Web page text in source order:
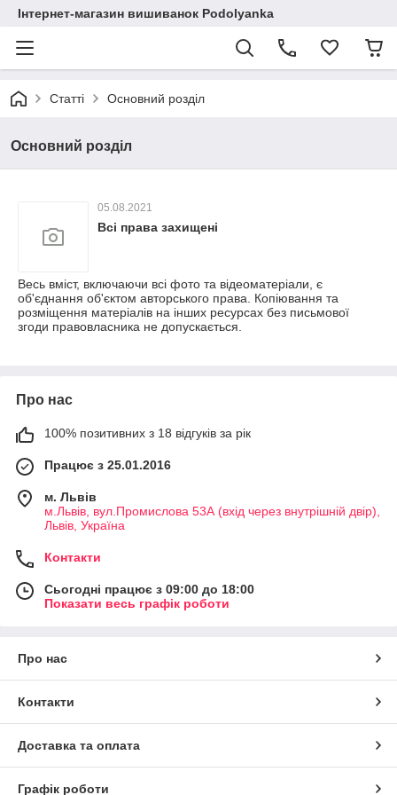
Інтернет-магазин вишиванок Podolyanka
Статті Основний розділ
Основний розділ
05.08.2021
Всі права захищені
Весь вміст, включаючи всі фото та відеоматеріали, є
об'єднання об'єктом авторського права. Копіювання та
розміщення матеріалів на інших ресурсах без письмової
згоди правовласника не допускається.
Про нас
100% позитивних з 18 відгуків за рік
Працює з 25.01.2016
м. Львів
м.Львів, вул.Промислова 53А (вхід через внутрішній двір),
Львів, Україна
Контакти
Сьогодні працює з 09:00 до 18:00
Показати весь графік роботи
Про нас
Контакти
Доставка та оплата
Графік роботи